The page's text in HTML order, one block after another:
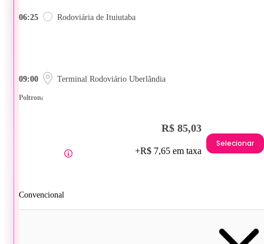
06:25 Rodoviária de Ituiutaba
09:00 Terminal Rodoviário Uberlândia
Poltrona
Convencional
R$ 85,03
+R$ 7,65 em taxa
Selecionar